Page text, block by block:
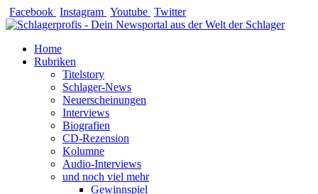
Zum
Inhalt
Facebook Instagram Youtube Twitter
Home
Rubriken
Titelstory
Schlager-News
Neuerscheinungen
Interviews
Biografien
CD-Rezension
Kolumne
Audio-Interviews
und noch viel mehr
Gewinnspiel